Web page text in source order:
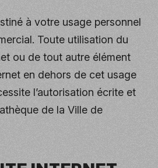
à votre usage personnel
Toute utilisation du
ou de tout autre élément
en dehors de cet usage
l’autorisation écrite et
de la Ville de